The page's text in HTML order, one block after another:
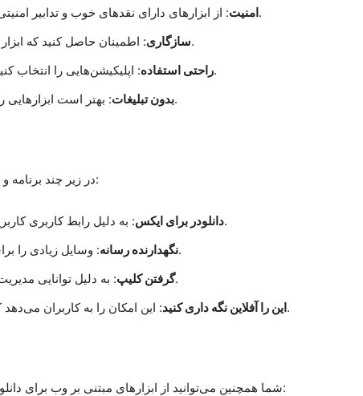
امنیت: از ابزارهای دارای نقد‌های خوب و تدابیر امنیتی قوی برای حفاظت از داده‌های خود استفاده کنید.
سازگاری: اطمینان حاصل کنید که ابزار با سیستم عامل دستگاه شما به خوبی کار می‌کند.
راحتی استفاده: اپلیکیشن‌هایی را انتخاب کنید که دارای رابط کاربری ساده و کاربرپسند هستند.
بدون تبلیغات: بهتر است ابزارهایی را انتخاب کنید که شما را با تبلیغات مزاحمت ندهند.
در زیر چند برنامه و ابزار رایج شخص سوم برای دانلود ویدیوها آمده است:
دانلودر برای ایکس: به دلیل رابط کاربری کاربرپسند و سرعت دانلود سریعش شناخته شده است.
نگهدارنده رسانه: وسایل زیادی را برای دانلود ویدیو از پلتفرم‌های مختلف فراهم می‌کند.
گرفتن کلیپ: به دلیل توانایی مدیریت دانلود‌های چندگانه به طور همزمان مشهور است.
این را آفلاین نگه داری کنید: این امکان را به کاربران می‌دهد که ویدیوها را بدون نصب هر نرم‌افزاری دانلود کنند.
شما همچنین می‌توانید از ابزارهای مبتنی بر وب برای دانلود ویدیوها استفاده کنید. روش عمل به شرح زیر است: